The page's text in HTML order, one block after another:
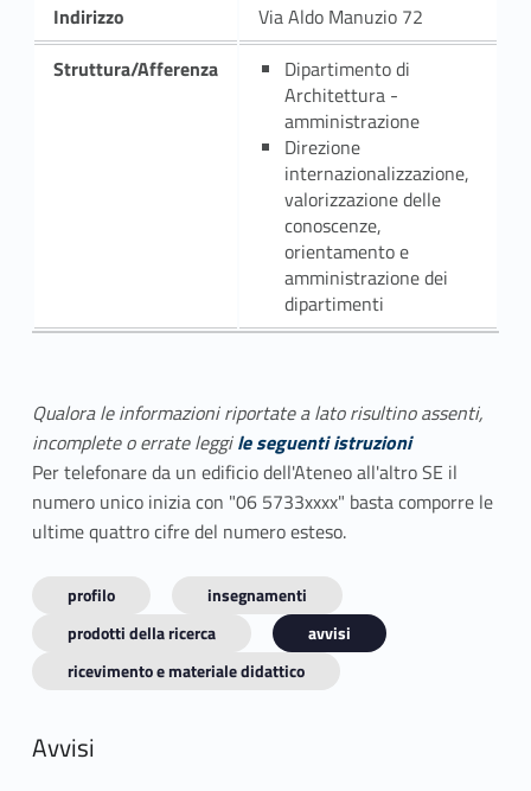
Indirizzo
Via Aldo Manuzio 72
Struttura/Afferenza
Dipartimento di
Architettura -
amministrazione
Direzione
internazionalizzazione,
valorizzazione delle
conoscenze,
orientamento e
amministrazione dei
dipartimenti
Qualora le informazioni riportate a lato risultino assenti,
incomplete o errate leggile seguenti istruzioni
Per telefonare da un edificio dell'Ateneo all'altro SE il
numero unico inizia con "06 5733xxxx" basta comporre le
ultime quattro cifre del numero esteso.
profilo
insegnamenti
prodotti della ricerca
avvisi
ricevimento e materiale didattico
Avvisi